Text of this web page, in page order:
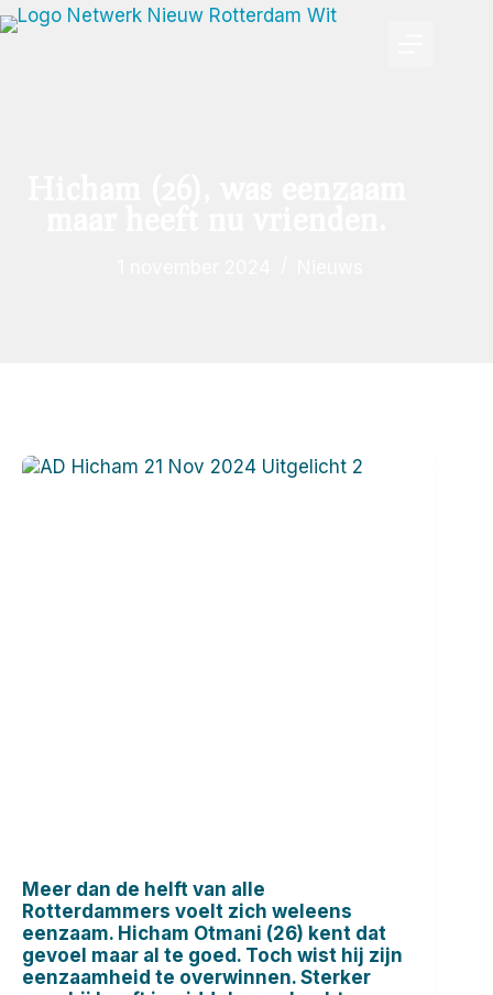
Meer dan de helft van alle
Rotterdammers voelt zich weleens
eenzaam. Hicham Otmani (26) kent dat
gevoel maar al te goed. Toch wist hij zijn
eenzaamheid te overwinnen. Sterker